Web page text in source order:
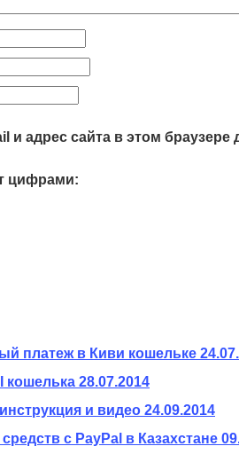
и адрес сайта в этом
цифрами:
платеж в Киви кошельке
кошелька 28.07.2014
и видео 24.09.2014
с PayPal в Казахстане